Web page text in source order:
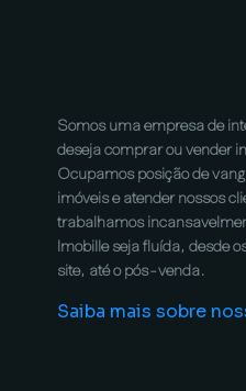
Somos uma empresa de
deseja comprar ou vender
Ocupamos posição de
imóveis e atender nossos
trabalhamos
Imobille seja fluída, desde
site, até o pós-venda.
Saiba mais sobre